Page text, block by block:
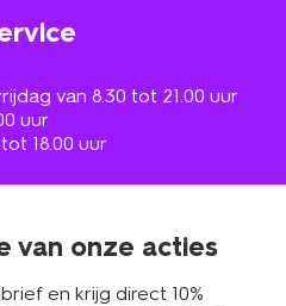
van 8.30 tot 21.00 uur
uur
18.00 uur
van onze acties
en krijg direct 10%